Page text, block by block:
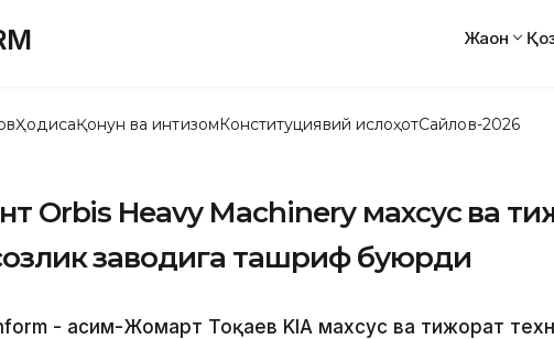
Жаҳон
ҲодисаҚонун ва интизомКонституциявий ислоҳотСайлов-2026
Orbis Heavy Machinery махсус ва
заводига ташриф буюрди
- Қасим-Жомарт Тоқаев KIA махсус ва тижорат